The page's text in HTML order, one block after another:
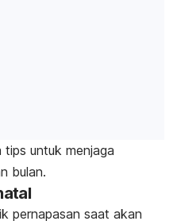
untuk menjaga
bulan.
pernapasan saat akan